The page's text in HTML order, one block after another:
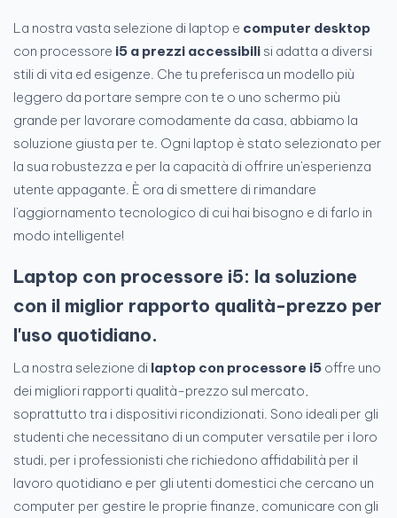
La nostra vasta selezione di laptop e computer desktop
con processore i5 a prezzi accessibili si adatta a diversi
stili di vita ed esigenze. Che tu preferisca un modello più
leggero da portare sempre con te o uno schermo più
grande per lavorare comodamente da casa, abbiamo la
soluzione giusta per te. Ogni laptop è stato selezionato per
la sua robustezza e per la capacità di offrire un'esperienza
utente appagante. È ora di smettere di rimandare
l'aggiornamento tecnologico di cui hai bisogno e di farlo in
modo intelligente!
Laptop con processore i5: la soluzione
con il miglior rapporto qualità-prezzo per
l'uso quotidiano.
La nostra selezione di laptop con processore i5 offre uno
dei migliori rapporti qualità-prezzo sul mercato,
soprattutto tra i dispositivi ricondizionati. Sono ideali per gli
studenti che necessitano di un computer versatile per i loro
studi, per i professionisti che richiedono affidabilità per il
lavoro quotidiano e per gli utenti domestici che cercano un
computer per gestire le proprie finanze, comunicare con gli